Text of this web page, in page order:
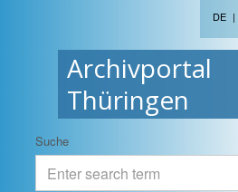
Archivportal
Thüringen
DE |
Suche